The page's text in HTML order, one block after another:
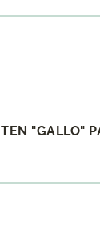
"GALLO"